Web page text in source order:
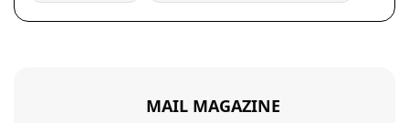
MAIL MAGAZINE